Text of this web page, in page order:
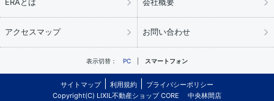
アクセスマップ お問い合わせ
表示切替： PC スマートフォン
サイトマップ 利用規約
プライバシーポリシー
Copyright(C) LIXIL不動産ショップ CORE 中央林間店